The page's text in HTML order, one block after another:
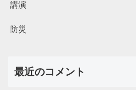
講演
防災
最近のコメント